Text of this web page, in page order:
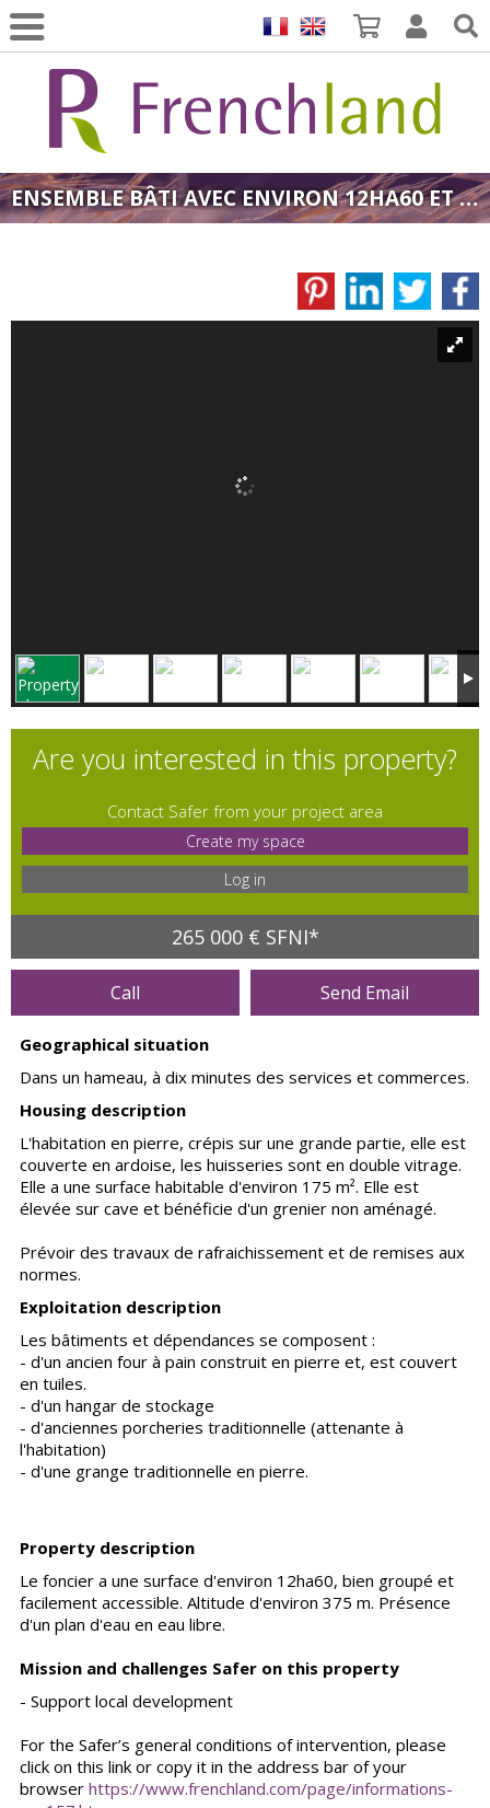
ENSEMBLE BÂTI AVEC ENVIRON 12HA60 ET SON PLAN D'EAU.
Are you interested in this property?
Contact Safer from your project area
Create my space
Log in
265 000 € SFNI*
Call Send Email
Geographical situation
Dans un hameau, à dix minutes des services et commerces.
Housing description
L'habitation en pierre, crépis sur une grande partie, elle est
couverte en ardoise, les huisseries sont en double vitrage.
Elle a une surface habitable d'environ 175 m². Elle est
élevée sur cave et bénéficie d'un grenier non aménagé.
Prévoir des travaux de rafraichissement et de remises aux
normes.
Exploitation description
Les bâtiments et dépendances se composent :
- d'un ancien four à pain construit en pierre et, est couvert
en tuiles.
- d'un hangar de stockage
- d'anciennes porcheries traditionnelle (attenante à
l'habitation)
- d'une grange traditionnelle en pierre.
Property description
Le foncier a une surface d'environ 12ha60, bien groupé et
facilement accessible. Altitude d'environ 375 m. Présence
d'un plan d'eau en eau libre.
Mission and challenges Safer on this property
- Support local development
For the Safer’s general conditions of intervention, please
click on this link or copy it in the address bar of your
browser https://www.frenchland.com/page/informations-